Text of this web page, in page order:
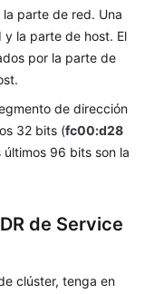
parte de red. Una
la parte de host. El
por la parte de
de dirección
32 bits (fc00:d28
96 bits son la
de Service
clúster, tenga en